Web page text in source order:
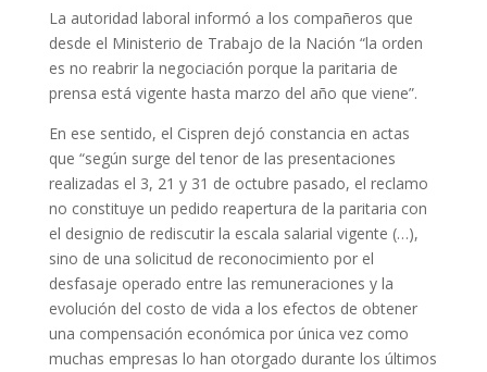
La autoridad laboral informó a los compañeros que
desde el Ministerio de Trabajo de la Nación “la orden
es no reabrir la negociación porque la paritaria de
prensa está vigente hasta marzo del año que viene”.
En ese sentido, el Cispren dejó constancia en actas
que “según surge del tenor de las presentaciones
realizadas el 3, 21 y 31 de octubre pasado, el reclamo
no constituye un pedido reapertura de la paritaria con
el designio de rediscutir la escala salarial vigente (…),
sino de una solicitud de reconocimiento por el
desfasaje operado entre las remuneraciones y la
evolución del costo de vida a los efectos de obtener
una compensación económica por única vez como
muchas empresas lo han otorgado durante los últimos